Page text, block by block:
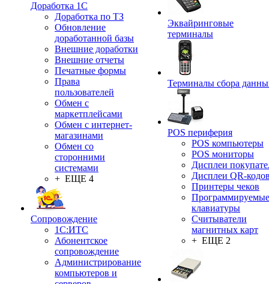
Доработка 1С
Доработка по ТЗ
Обновление
доработанной базы
Внешние доработки
Внешние отчеты
Печатные формы
Права
пользователей
Обмен с
маркетплейсами
Обмен с интернет-
магазинами
Обмен со
сторонними
системами
+ ЕЩЕ 4
Сопровождение
1C:ИТС
Абонентское
сопровождение
Администрирование
компьютеров и
Эквайринговые
терминалы
Терминалы сбора
POS периферия
POS компьютеры
POS мониторы
Дисплеи
Дисплеи QR-
Принтеры чеков
Программируемые
клавиатуры
Считыватели
магнитных карт
+ ЕЩЕ 2